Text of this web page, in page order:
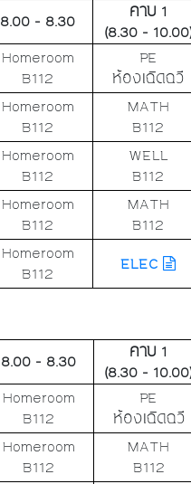
8.00 - 8.30
คาบ 1
(8.30 -
Homeroom
B112
PE
ห้องเฉิดฉวี
Homeroom
B112
MATH
B112
Homeroom
B112
WELL
B112
Homeroom
B112
MATH
B112
Homeroom
B112
ELEC
8.00 - 8.30
คาบ 1
(8.30 -
Homeroom
B112
PE
ห้องเฉิดฉวี
Homeroom
B112
MATH
B112